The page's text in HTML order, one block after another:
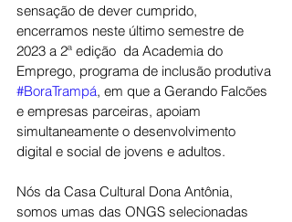
sensação de dever cumprido,
encerramos neste último semestre de
2023 a 2ª edição  da Academia do
Emprego, programa de inclusão produtiva
#BoraTrampá, em que a Gerando Falcões
e empresas parceiras, apoiam
simultaneamente o desenvolvimento
digital e social de jovens e adultos.
Nós da Casa Cultural Dona Antônia,
somos umas das ONGS selecionadas